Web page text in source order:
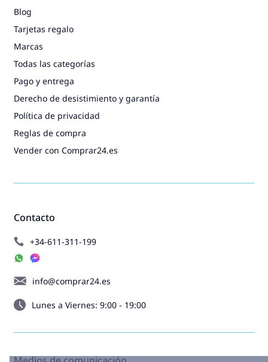
Contacto
+34-611-311-199
info@comprar24.es
Lunes a Viernes: 9:00 - 19:00
Blog
Tarjetas regalo
Marcas
Todas las categorías
Pago y entrega
Derecho de desistimiento y garantía
Política de privacidad
Reglas de compra
Vender con Comprar24.es